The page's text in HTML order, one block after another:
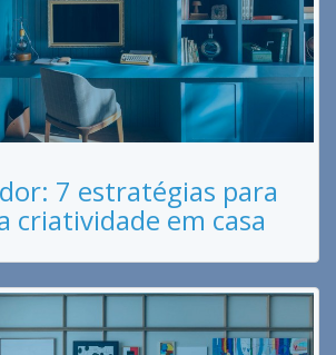
7 estratégias para
criatividade em casa